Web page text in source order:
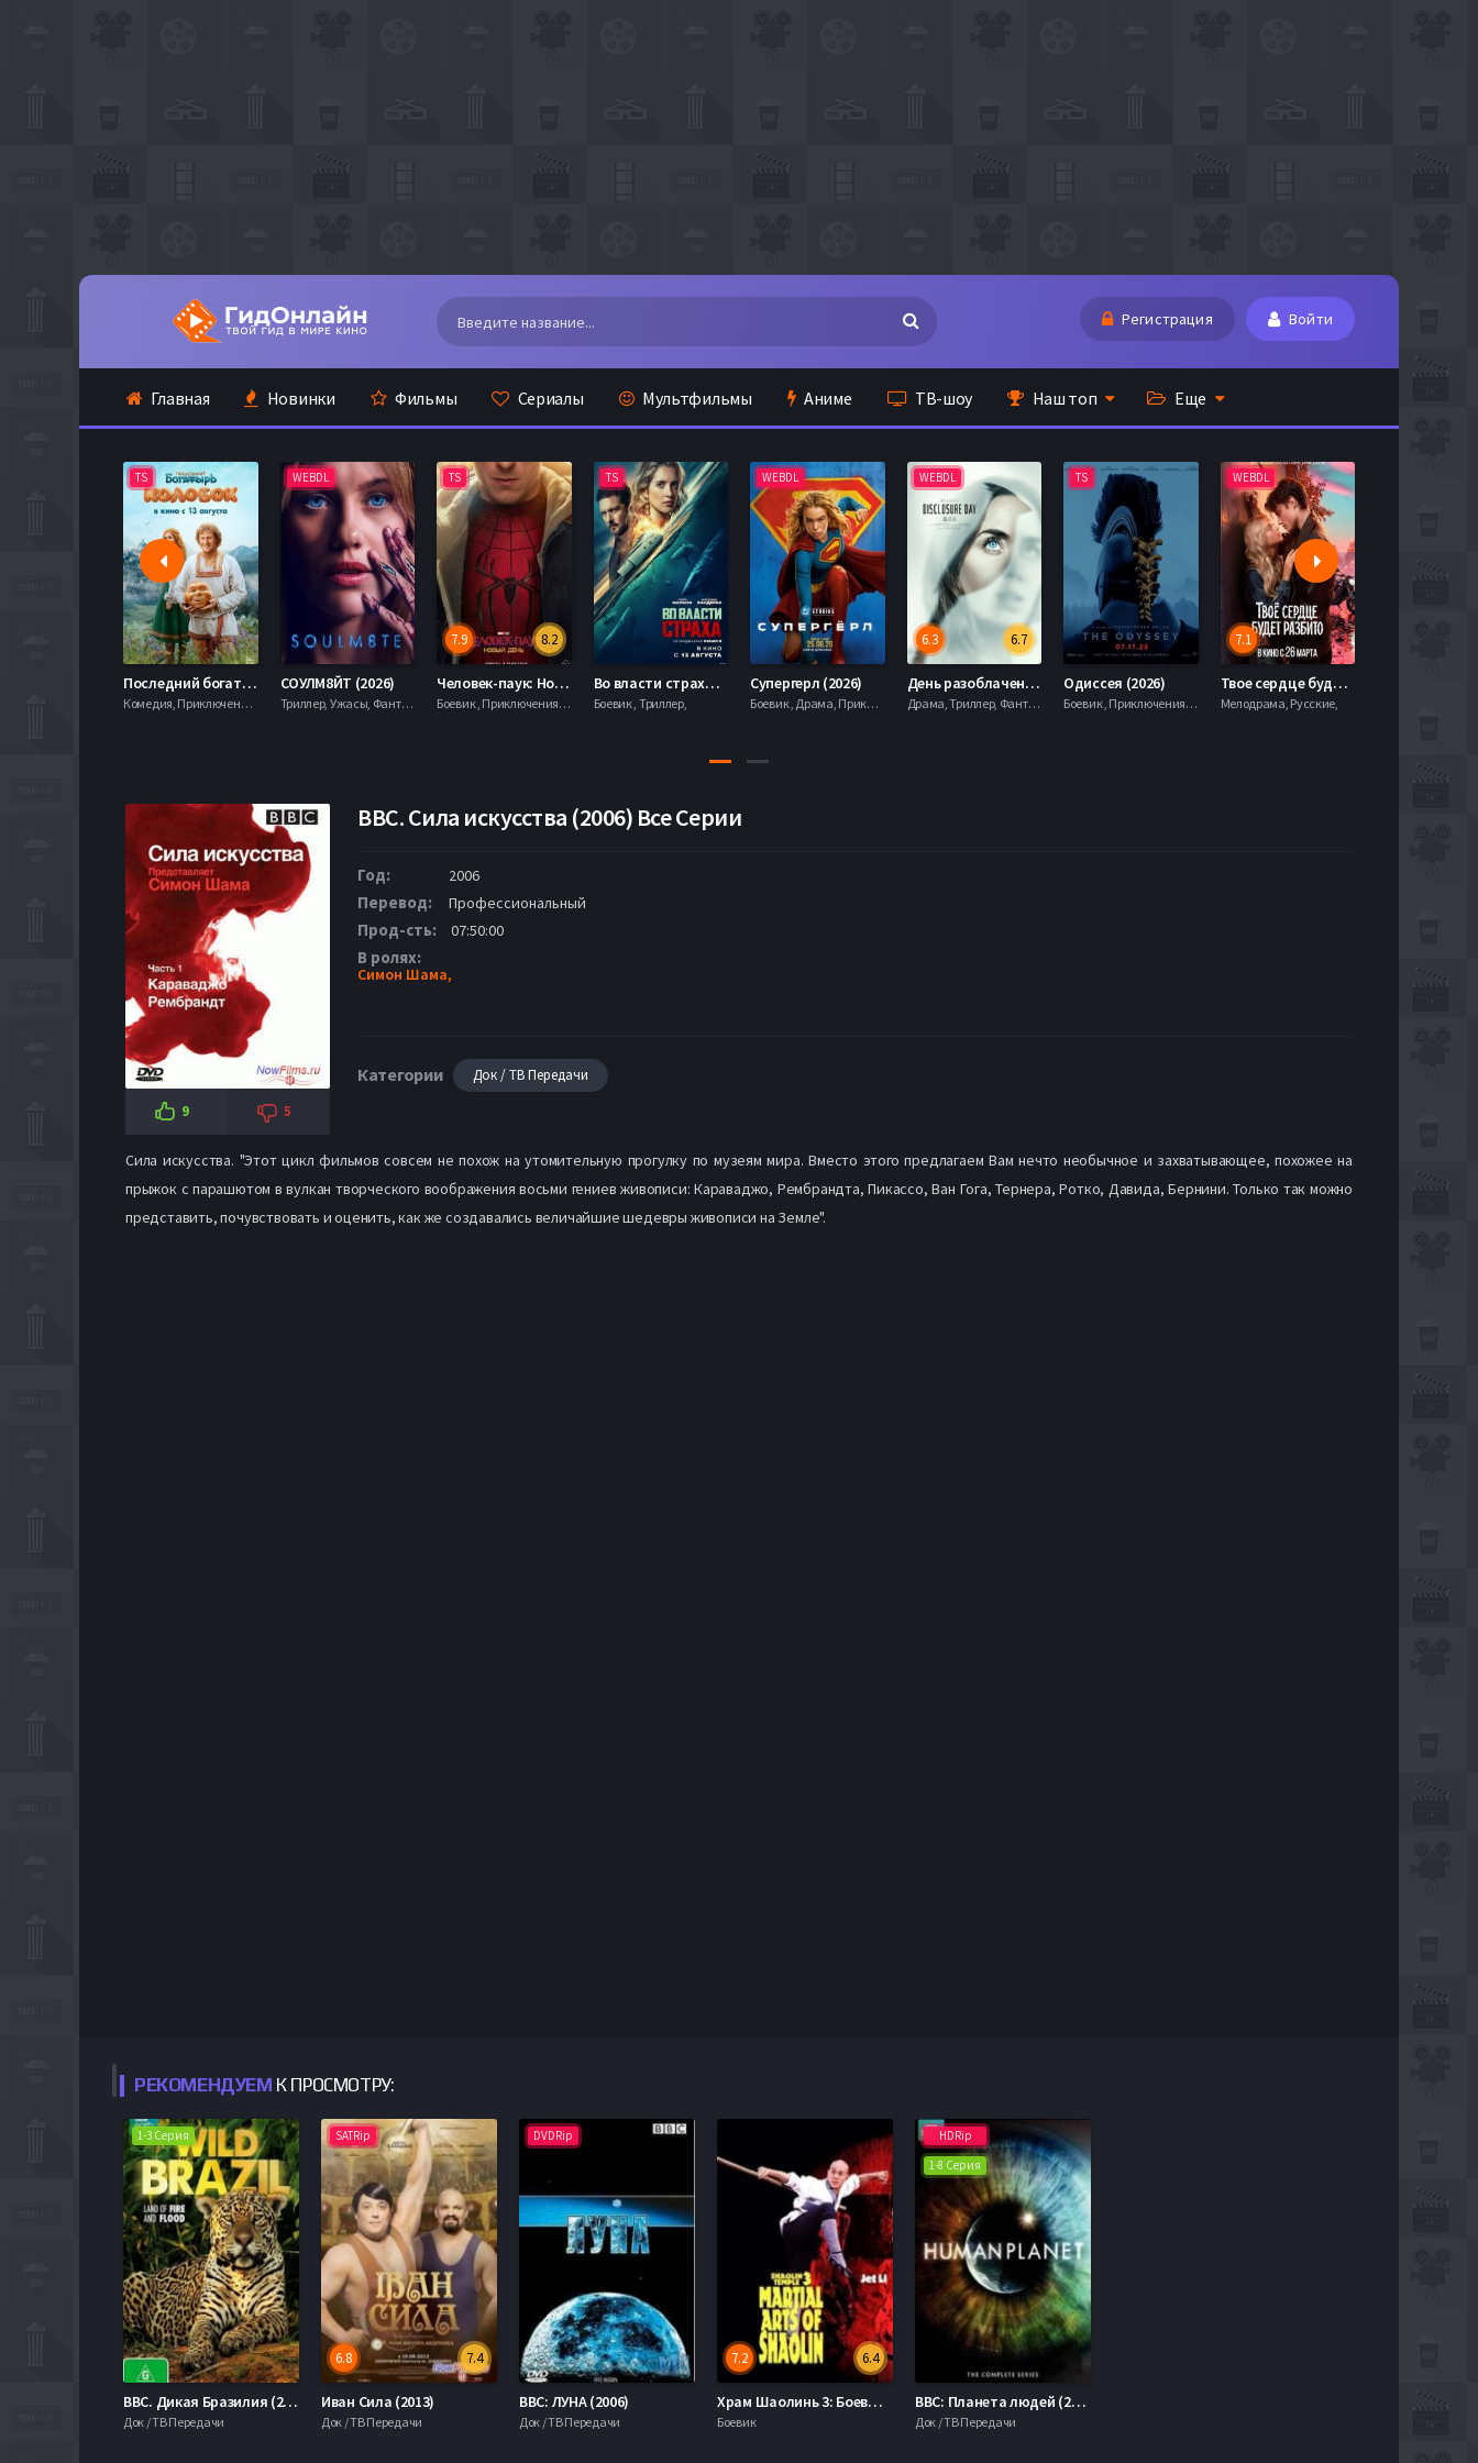
Регистрация Войти
Главная Новинки Фильмы Сериалы Мультфильмы Аниме ТВ-шоу Наш топ Еще
TS
Последний богатырь. Колобок (2026)
Комедия, Приключения, Фэнтези,
WEBDL
СОУЛМ8ЙТ (2026)
Триллер, Ужасы, Фантастика,
TS
8.2
7.9
Человек-паук: Новый день (2026)
Боевик , Приключения, Фантастика, Фэнтези,
TS
Во власти страха (2026)
Боевик , Триллер,
WEBDL
Супергерл (2026)
Боевик , Драма, Приключения, Фантастика,
WEBDL
6.7
6.3
День разоблачения (2026)
Драма, Триллер, Фантастика,
TS
Одиссея (2026)
Боевик , Приключения, Фэнтези,
WEBDL
7.1
Твое сердце будет разбито (2026)
Мелодрама, Русские,
9 5
BBC. Сила искусства (2006) Все Серии
Год: 2006
Перевод: Профессиональный
Прод-сть: 07:50:00
В ролях:
Симон Шама,
Категории Док / ТВ Передачи
Сила искусства. "Этот цикл фильмов совсем не похож на утомительную прогулку по музеям мира. Вместо этого предлагаем Вам нечто необычное и захватывающее, похожее на
прыжок с парашютом в вулкан творческого воображения восьми гениев живописи: Караваджо, Рембрандта, Пикассо, Ван Гога, Тернера, Ротко, Давида, Бернини. Только так можно
представить, почувствовать и оценить, как же создавались величайшие шедевры живописи на Земле".
РЕКОМЕНДУЕМ К ПРОСМОТРУ:
1-3 Серия
BBC. Дикая Бразилия (2014)
Док / ТВ Передачи
SATRip
7.4
6.8
Иван Сила (2013)
Док / ТВ Передачи
DVDRip
BBC: ЛУНА (2006)
Док / ТВ Передачи
6.4
7.2
Храм Шаолинь 3: Боевые искусства Шаолиня (1986)
Боевик
HDRip
1-8 Серия
BBC: Планета людей (2011)
Док / ТВ Передачи